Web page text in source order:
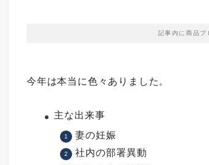
記事内に商品プ
今年は本当に色々ありました。
主な出来事
妻の妊娠
社内の部署異動